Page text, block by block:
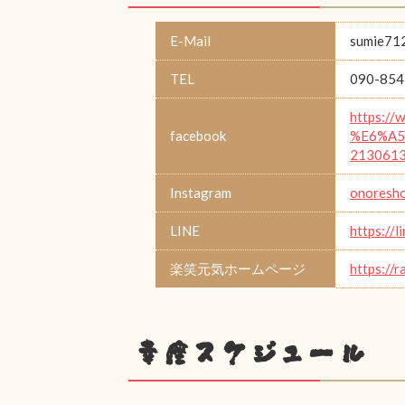
E-Mail
TEL 090-
facebook
https://
Instagram
LINE https://
楽笑元気ホームページ https://
幸座スケジュール